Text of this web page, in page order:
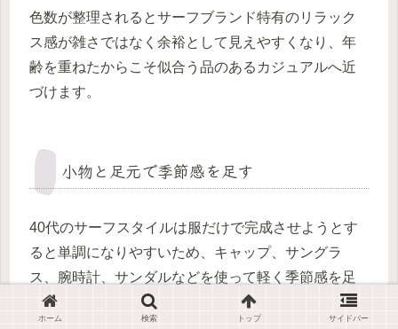
色数が整理されるとサーフブランド特有のリラック
ス感が雑さではなく余裕として見えやすくなり、年
齢を重ねたからこそ似合う品のあるカジュアルへ近
づけます。
小物と足元で季節感を足す
40代のサーフスタイルは服だけで完成させようとす
ると単調になりやすいため、キャップ、サングラ
ス、腕時計、サンダルなどを使って軽く季節感を足
すと、抜け感が出て全体の説得力が増します。
ホーム 検索 トップ サイドバー